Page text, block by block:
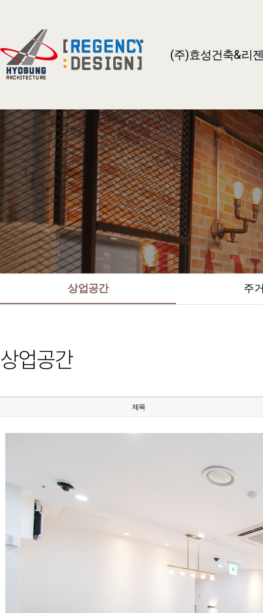
(주)효성건축&리
상업공간 주
상업공간
제목